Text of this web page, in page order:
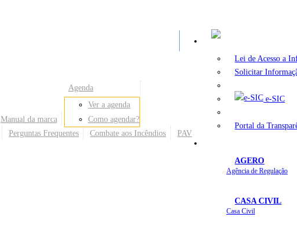
Lei de Acesso a
Solicitar
e-SIC
Portal da
AGERO
Agência de Regulação
CASA CIVIL
Casa Civil
Manual da marca
Agenda
Ver a agenda
Como agendar?
Perguntas Frequentes Combate aos Incêndios PAV